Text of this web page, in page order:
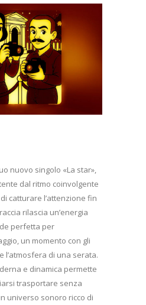
nuovo singolo «La star»,
dal ritmo coinvolgente
catturare l’attenzione fin
rilascia un’energia
perfetta per
un momento con gli
l’atmosfera di una serata.
e dinamica permette
trasportare senza
universo sonoro ricco di